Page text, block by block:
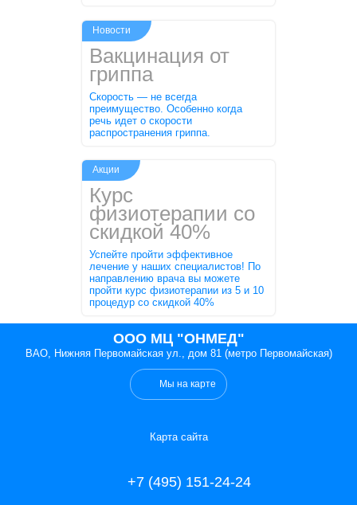
Вакцинация от
гриппа
Скорость — не всегда
преимущество. Особенно когда
речь идет о скорости
распространения гриппа.
Новости
Курс
физиотерапии со
скидкой 40%
Успейте пройти эффективное
лечение у наших специалистов! По
направлению врача вы можете
пройти курс физиотерапии из 5 и 10
процедур со скидкой 40%
Акции
ООО МЦ "ОНМЕД"
ВАО, Нижняя Первомайская ул., дом 81 (метро Первомайская)
Мы на карте
Карта сайта
+7 (495) 151-24-24